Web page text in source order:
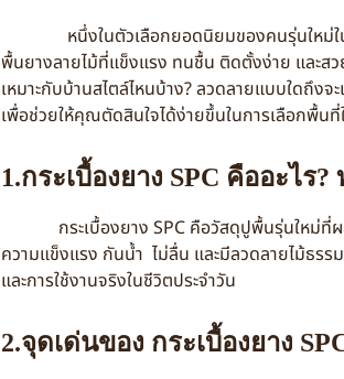
หนึ่งในตัวเลือกยอดนิยมของคนรุ่นใหม่ใ
พื้นยางลายไม้ที่แข็งแรง ทนชื้น ติดตั้งง่าย และส
เหมาะกับบ้านสไตล์ไหนบ้าง? ลวดลายแบบใดถึ
เพื่อช่วยให้คุณตัดสินใจได้ง่ายขึ้นในการเลือกพื้
1.กระเบื้องยาง SPC คืออะไร?
กระเบื้องยาง SPC คือวัสดุปูพื้นรุ่นใหม่ที่ผ
ความแข็งแรง กันน้ำ ไม่ลื่น และมีลวดลายไม้ธร
และการใช้งานจริงในชีวิตประจำวัน
2.จุดเด่นของ กระเบื้องยาง